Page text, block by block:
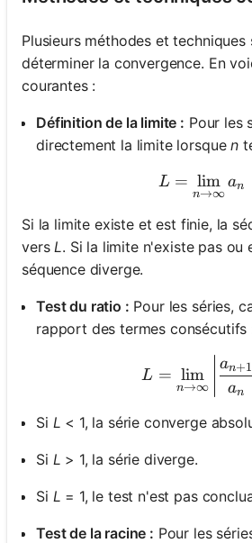
Plusieurs méthodes et
déterminer la convergence. En
courantes :
Définition de la limite : Pour les
directement la limite lorsquen
L =
L =
n→∞
lim an
Si la limite existe et est finie, la
versL. Si la limite n'existe pas ou
séquence diverge.
Test du ratio : Pour les séries,
rapport des termes consécutifs
L =
L =
n→∞
lim
an
an+1
Si L < 1, la série converge
Si L > 1, la série diverge.
Si L = 1, le test n'est pas
Test de la racine : Pour les